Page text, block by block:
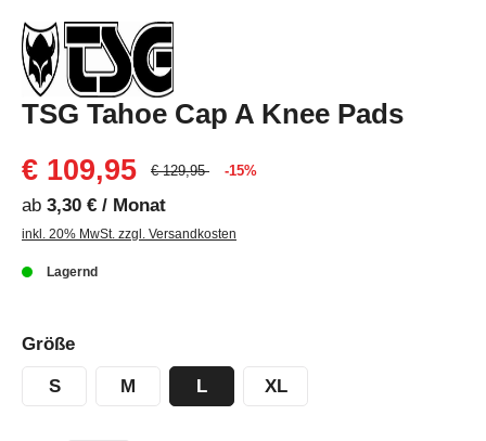
TSG Tahoe Cap A Knee Pads
€ 109,95
€ 129,95 -15%
ab 3,30 € / Monat
inkl. 20% MwSt. zzgl. Versandkosten
Lagernd
Größe
S M L XL